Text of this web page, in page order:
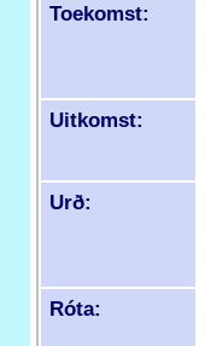
Toekomst:
Uitkomst:
Urð:
Róta: